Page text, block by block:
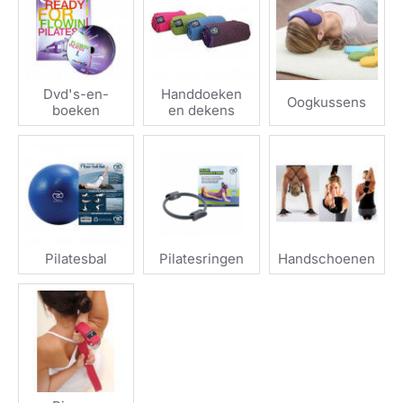
comfort te verhogen. Van sokken met anti-slip tot
hoogwaardige yogamatten, ons uitgebreide
assortiment biedt alles wat je nodig hebt om je
sportieve doelen te bereiken. Ontdek hoe onze
accessoires jouw routine kunnen verrijken en je
training naar een hoger niveau kunnen tillen.
Voordelen en kenmerken
van onze accessoires
Verbeterd comfort en prestaties
De juiste accessoires dragen bij aan een
comfortabelere en efficiëntere workout. Denk
bijvoorbeeld aan de
voor extra grip tijdens je oefeningen. Hierdoor kun je
je volledig concentreren op je houding en
bewegingen zonder je zorgen te maken over
uitglijden.
Dvd's-en-
boeken
Handdoeken
en dekens
Oogkussens
Pilatesbal Pilatesringen Handschoenen